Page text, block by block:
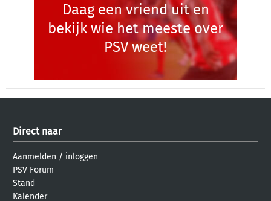
Daag een vriend uit en
bekijk wie het meeste over
PSV weet!
Direct naar
Aanmelden / inloggen
PSV Forum
Stand
Kalender